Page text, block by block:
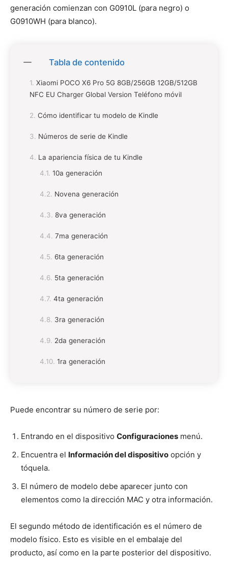
generación comienzan con G0910L (para negro) o
G0910WH (para blanco).
Tabla de contenido
Xiaomi POCO X6 Pro 5G 8GB/256GB 12GB/512GB
NFC EU Charger Global Version Teléfono móvil
Cómo identificar tu modelo de Kindle
Números de serie de Kindle
La apariencia física de tu Kindle
10a generación
Novena generación
8va generación
7ma generación
6ta generación
5ta generación
4ta generación
3ra generación
2da generación
1ra generación
Puede encontrar su número de serie por:
Entrando en el dispositivo Configuraciones menú.
Encuentra el Información del dispositivo opción y
tóquela.
El número de modelo debe aparecer junto con
elementos como la dirección MAC y otra información.
El segundo método de identificación es el número de
modelo físico. Esto es visible en el embalaje del
producto, así como en la parte posterior del dispositivo.